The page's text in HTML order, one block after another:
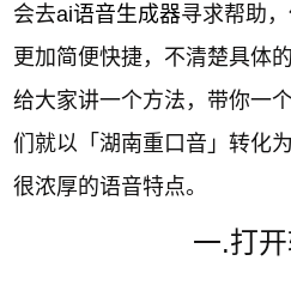
会去ai语音生成器寻求帮助
更加简便快捷，不清楚具体
给大家讲一个方法，带你一
们就以 「湖南重口音」转化
很浓厚的语音特点。
一.打